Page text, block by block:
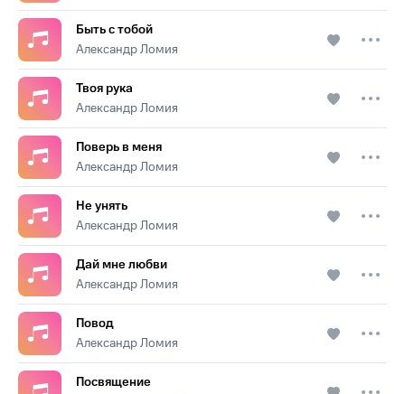
Быть с тобой
Александр Ломия
Твоя рука
Александр Ломия
Поверь в меня
Александр Ломия
Не унять
Александр Ломия
Дай мне любви
Александр Ломия
Повод
Александр Ломия
Посвящение